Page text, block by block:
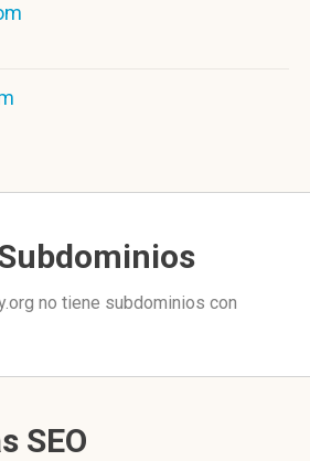
no tiene subdominios con
SEO